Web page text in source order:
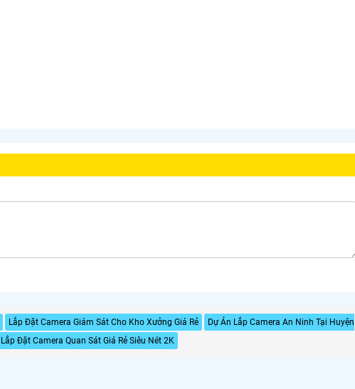
Lắp Đặt Camera Giám Sát Cho Kho Xưởng Giá Rẻ
Dự Án Lắp Camera An Ninh Tại Huyện
Lắp Đặt Camera Quan Sát Giá Rẻ Siêu Nét 2K